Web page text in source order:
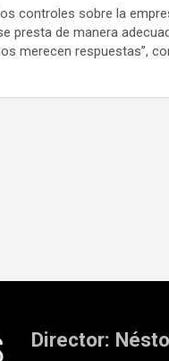
controles sobre la
presta de manera
merecen respuestas”,
Director: